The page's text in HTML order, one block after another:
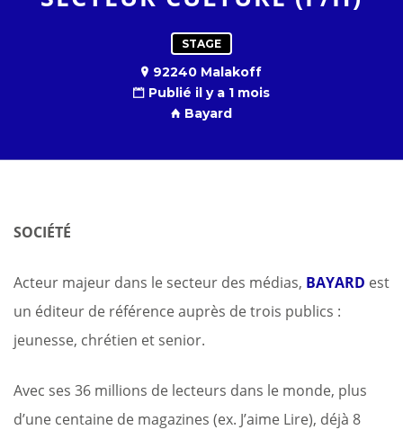
STAGE
92240 Malakoff
Publié il y a 1 mois
Bayard
SOCIÉTÉ
Acteur majeur dans le secteur des médias, BAYARD est
un éditeur de référence auprès de trois publics :
jeunesse, chrétien et senior.
Avec ses 36 millions de lecteurs dans le monde, plus
d’une centaine de magazines (ex. J’aime Lire), déjà 8